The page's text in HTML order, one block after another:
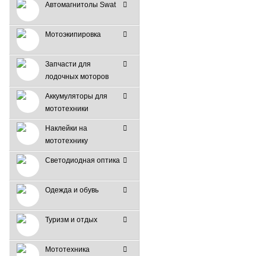
Автомагнитолы Swat
Мотоэкипировка
Запчасти для
лодочных моторов
Аккумуляторы для
мототехники
Наклейки на
мототехнику
Светодиодная оптика
Одежда и обувь
Туризм и отдых
Мототехника